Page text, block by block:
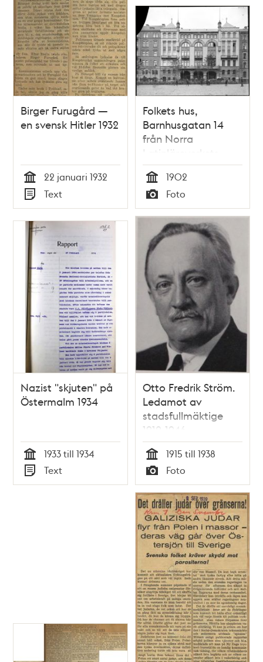
Birger Furugård —
en svensk Hitler 1932
Tid
22 januari 1932
Typ
Text
Folkets hus,
Barnhusgatan 14
från Norra
Latinläroverkets
skolgård
Tid
1902
Typ
Foto
Nazist "skjuten" på
Östermalm 1934
Tid
1933 till 1934
Typ
Text
Otto Fredrik Ström.
Ledamot av
stadsfullmäktige
1912-1946
Tid
1915 till 1938
Typ
Foto